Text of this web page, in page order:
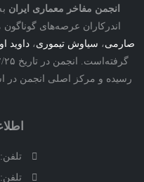
مفاخر معماری ایرانبه همت
عرصه‌های گوناگون
،سیاوش تیموری،داوید اوشاناو
و مرکز اصلی انجمن در استان
اطلاعات
تلفن:
021-88424345
تلفن:
021-88430313